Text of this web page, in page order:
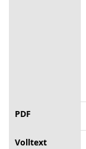
PDF
Volltext